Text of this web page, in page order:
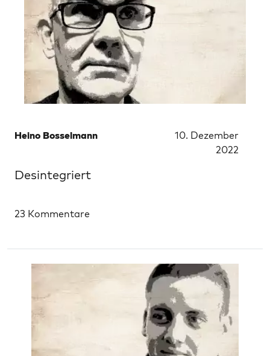
Heino Bosselmann
10. Dezember
2022
Desintegriert
23 Kommentare